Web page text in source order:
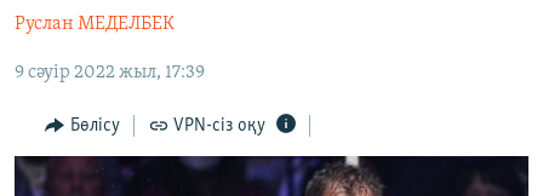
Skip
to
ӘЛЕУМЕТ
ӘЛЕМ
АРНАЙЫ ЖОБАЛАР
Русский
Руслан МЕДЕЛБЕК
9 сәуір 2022 жыл, 17:39
Бөлісу VPN-сіз оқу